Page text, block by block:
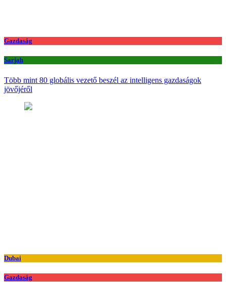
Gazdaság
Sarjah
Több mint 80 globális vezető beszél az intelligens gazdaságok
jövőjéről
Dubai
Gazdaság